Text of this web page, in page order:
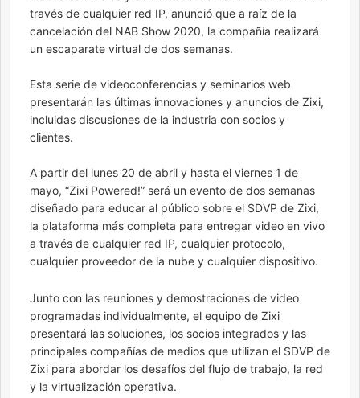
través de cualquier red IP, anunció que a raíz de la
cancelación del NAB Show 2020, la compañía realizará
un escaparate virtual de dos semanas.
Esta serie de videoconferencias y seminarios web
presentarán las últimas innovaciones y anuncios de Zixi,
incluidas discusiones de la industria con socios y
clientes.
A partir del lunes 20 de abril y hasta el viernes 1 de
mayo, “Zixi Powered!” será un evento de dos semanas
diseñado para educar al público sobre el SDVP de Zixi,
la plataforma más completa para entregar video en vivo
a través de cualquier red IP, cualquier protocolo,
cualquier proveedor de la nube y cualquier dispositivo.
Junto con las reuniones y demostraciones de video
programadas individualmente, el equipo de Zixi
presentará las soluciones, los socios integrados y las
principales compañías de medios que utilizan el SDVP de
Zixi para abordar los desafíos del flujo de trabajo, la red
y la virtualización operativa.